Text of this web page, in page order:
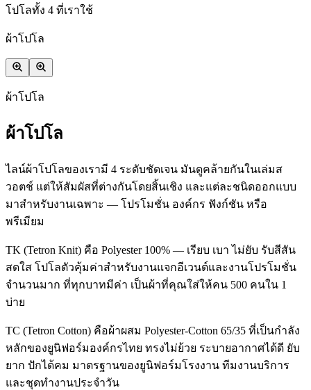
โปโลทั้ง 4 ที่เราใช้
ผ้าโปโล
ผ้าโปโล
ผ้าโปโล
ไลน์ผ้าโปโลของเรามี 4 ระดับชัดเจน มันดูคล้ายกันในเล่มส
วอตช์ แต่ให้สัมผัสที่ต่างกันโดยสิ้นเชิง และแต่ละชนิดออกแบบ
มาสำหรับงานเฉพาะ — โปรโมชั่น องค์กร ฟังก์ชัน หรือ
พรีเมียม
TK (Tetron Knit) คือ Polyester 100% — เรียบ เบา ไม่ยับ รับสีสัน
สดใส โปโลตัวคุ้มค่าสำหรับงานแจกอีเวนต์และงานโปรโมชั่น
จำนวนมาก ที่ทุกบาทมีค่า เป็นผ้าที่คุณใส่ให้คน 500 คนใน 1
บ่าย
TC (Tetron Cotton) คือผ้าผสม Polyester-Cotton 65/35 ที่เป็นกำลัง
หลักของยูนิฟอร์มองค์กรไทย ทรงไม่ย้วย ระบายอากาศได้ดี ยับ
ยาก ปักได้คม มาตรฐานของยูนิฟอร์มโรงงาน ทีมงานบริการ
และชุดทำงานประจำวัน